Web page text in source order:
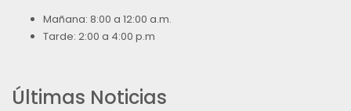
Mañana: 8:00 a 12:00 a.m.
Tarde: 2:00 a 4:00 p.m
Últimas Noticias